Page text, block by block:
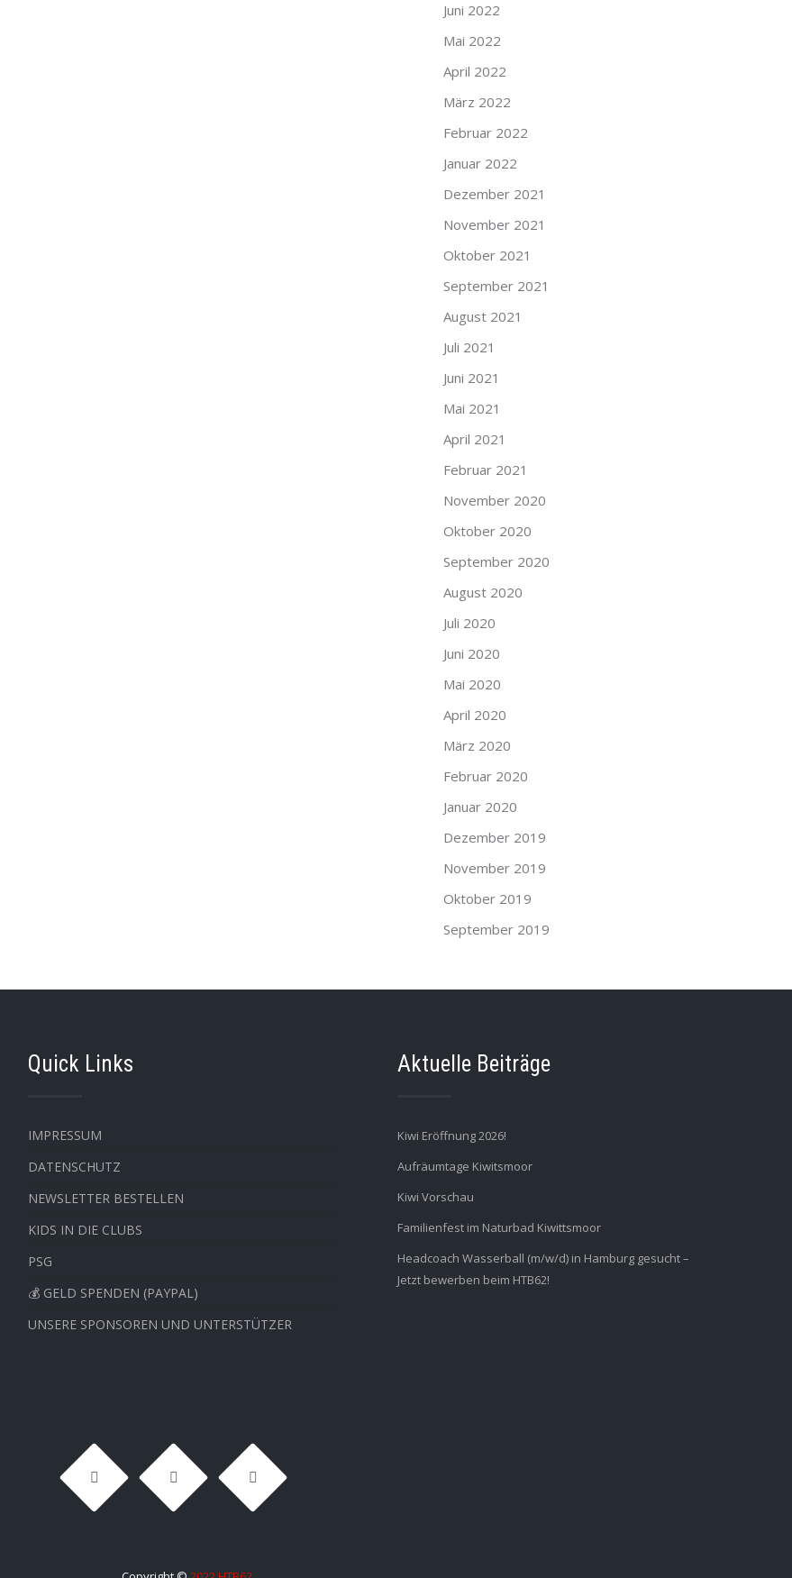
Juni 2022
Mai 2022
April 2022
März 2022
Februar 2022
Januar 2022
Dezember 2021
November 2021
Oktober 2021
September 2021
August 2021
Juli 2021
Juni 2021
Mai 2021
April 2021
Februar 2021
November 2020
Oktober 2020
September 2020
August 2020
Juli 2020
Juni 2020
Mai 2020
April 2020
März 2020
Februar 2020
Januar 2020
Dezember 2019
November 2019
Oktober 2019
September 2019
Quick Links
IMPRESSUM
DATENSCHUTZ
NEWSLETTER BESTELLEN
KIDS IN DIE CLUBS
PSG
💰 GELD SPENDEN (PAYPAL)
UNSERE SPONSOREN UND UNTERSTÜTZER
Aktuelle Beiträge
Kiwi Eröffnung 2026!
Aufräumtage Kiwitsmoor
Kiwi Vorschau
Familienfest im Naturbad Kiwittsmoor
Headcoach Wasserball (m/w/d) in Hamburg gesucht –
Jetzt bewerben beim HTB62!